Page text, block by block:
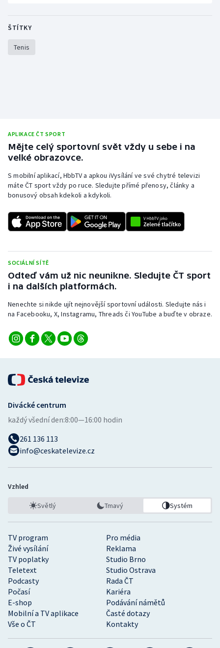
ŠTÍTKY
Tenis
APLIKACE ČT SPORT
Mějte celý sportovní svět vždy u sebe i na
velké obrazovce.
S mobilní aplikací, HbbTV a apkou iVysílání ve své chytré televizi
máte ČT sport vždy po ruce. Sledujte přímé přenosy, články a
bonusový obsah kdekoli a kdykoli.
SOCIÁLNÍ SÍTĚ
Odteď vám už nic neunikne. Sledujte ČT sport
i na dalších platformách.
Nenechte si nikde ujít nejnovější sportovní události. Sledujte nás i
na Facebooku, X, Instagramu, Threads či YouTube a buďte v obraze.
TV program
Pro média
Živé vysílání
Reklama
TV poplatky
Studio Brno
Teletext
Studio Ostrava
Podcasty
Rada ČT
Počasí
Kariéra
E-shop
Podávání námětů
Mobilní a TV aplikace
Časté dotazy
Vše o ČT
Kontakty
Divácké centrum
každý všední den:8:00—16:00 hodin
261 136 113
info@ceskatelevize.cz
Vzhled
Světlý Tmavý Systém